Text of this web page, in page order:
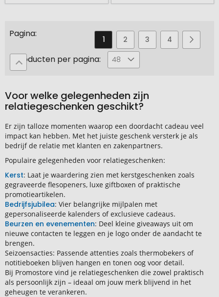
Pagina
U
leest
momenteel
1 Pagina
2 Pagina
3 Pagina
4 Pagina
5
Producten per pagina: 48
Voor welke gelegenheden zijn
relatiegeschenken geschikt?
Er zijn talloze momenten waarop een doordacht cadeau veel
impact kan hebben. Met het juiste geschenk versterk je als
bedrijf de relatie met klanten en zakenpartners.
Populaire gelegenheden voor relatiegeschenken:
Kerst: Laat je waardering zien met kerstgeschenken zoals
gegraveerde flesopeners, luxe giftboxen of praktische
promotieartikelen.
Bedrijfsjubilea: Vier belangrijke mijlpalen met
gepersonaliseerde kalenders of exclusieve cadeaus.
Beurzen en evenementen: Deel kleine giveaways uit om
nieuwe contacten te leggen en je logo onder de aandacht te
brengen.
Seizoensacties: Passende attenties zoals thermobekers of
notitieboeken blijven hangen en tonen oog voor detail.
Bij Promostore vind je relatiegeschenken die zowel praktisch
als persoonlijk zijn – ideaal om jouw merk blijvend in het
geheugen te verankeren.